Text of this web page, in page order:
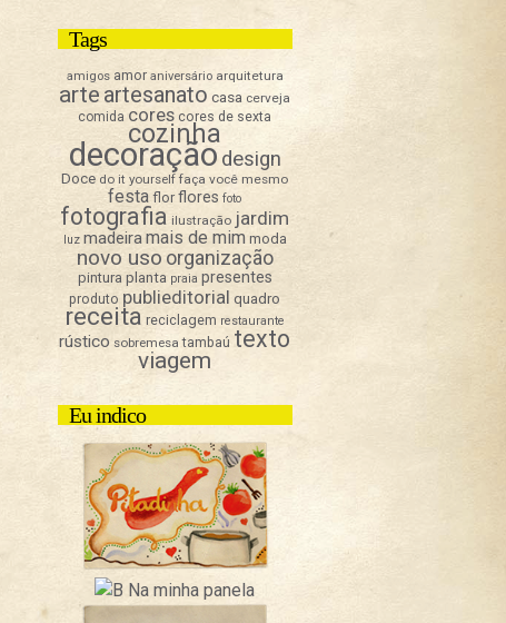
Tags
amigos amor aniversário arquitetura
arte artesanato casa cerveja
comida cores cores de sexta
cozinha
decoraçãodesign
Doce do it yourself faça você mesmo
festa flor flores foto
fotografia ilustração jardim
luz madeiramais de mim moda
novo uso organização
pintura planta praia presentes
produto publieditorial quadro
receita reciclagem restaurante
rústico sobremesa tambaú texto
viagem
Eu indico